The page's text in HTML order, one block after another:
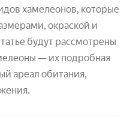
хамелеонов, которые
окраской и
будут рассмотрены
— их подробная
ареал обитания,